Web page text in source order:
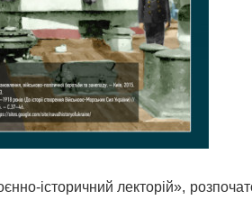
історичний лекторій»,